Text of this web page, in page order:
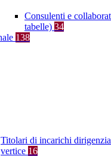
Consulenti e
tabelle) 34
138
Titolari di incarichi
vertice 16